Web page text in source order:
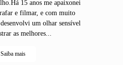
15 anos me apaixonei
e filmar, e com muito
um olhar sensível
as melhores...
Saiba mais